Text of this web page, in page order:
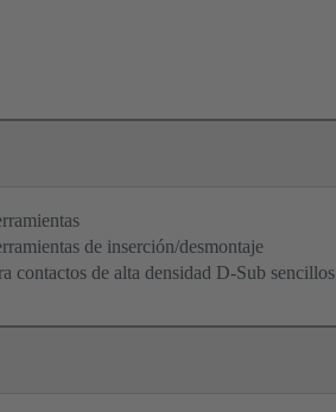
de inserción/desmontaje
contactos de alta densidad D-Sub sencillos